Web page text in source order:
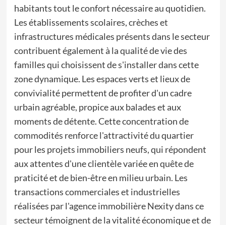
habitants tout le confort nécessaire au quotidien.
Les établissements scolaires, crèches et
infrastructures médicales présents dans le secteur
contribuent également à la qualité de vie des
familles qui choisissent de s'installer dans cette
zone dynamique. Les espaces verts et lieux de
convivialité permettent de profiter d'un cadre
urbain agréable, propice aux balades et aux
moments de détente. Cette concentration de
commodités renforce l'attractivité du quartier
pour les projets immobiliers neufs, qui répondent
aux attentes d'une clientèle variée en quête de
praticité et de bien-être en milieu urbain. Les
transactions commerciales et industrielles
réalisées par l'agence immobilière Nexity dans ce
secteur témoignent de la vitalité économique et de